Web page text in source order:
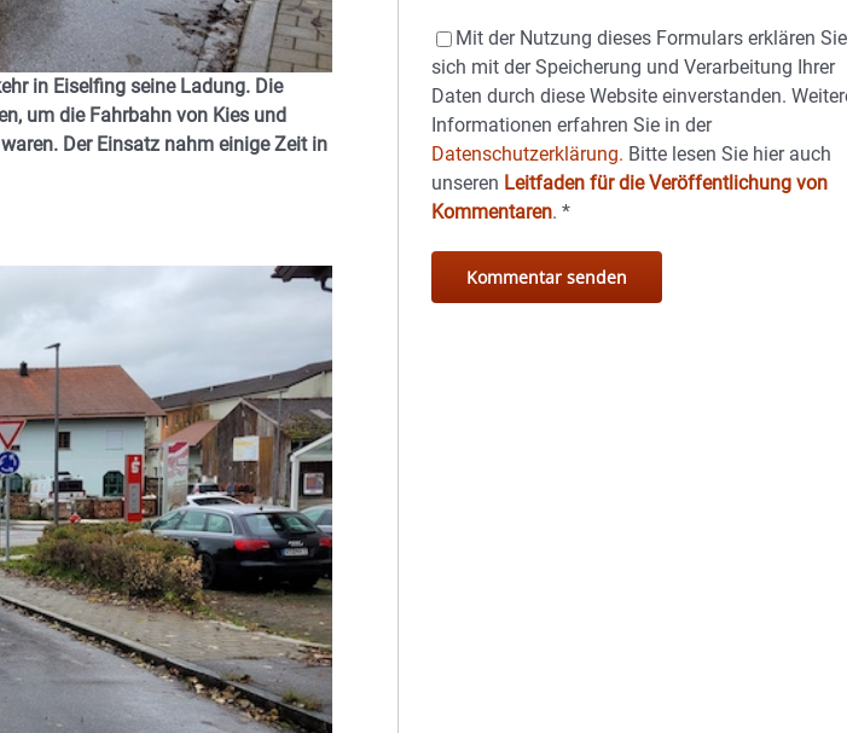
in Eiselfing seine Ladung. Die
um die Fahrbahn von Kies und
Der Einsatz nahm einige Zeit in
Mit der Nutzung dieses Formulars erklären Sie
sich mit der Speicherung und Verarbeitung Ihrer
Daten durch diese Website einverstanden.
Informationen erfahren Sie in der
Datenschutzerklärung. Bitte lesen Sie hier auch
unseren Leitfaden für die Veröffentlichung von
Kommentaren.*